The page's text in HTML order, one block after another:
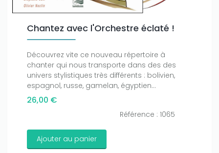
Chantez avec l'Orchestre éclaté !
Découvrez vite ce nouveau répertoire à
chanter qui nous transporte dans des des
univers stylistiques très différents : bolivien,
espagnol, russe, gamelan, égyptien...
26,00 €
Référence : 1065
Ajouter au panier